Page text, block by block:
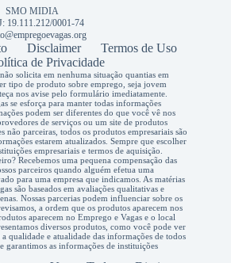
SMO MIDIA
19.111.212/0001-74
Disclaimer
Termos de Uso
de Privacidade
solicita em nenhuma situação quantias em
tipo de produto sobre emprego, seja jovem
nos avise pelo formulário imediatamente.
se esforça para manter todas informações
podem ser diferentes do que você vê nos
de serviços ou um site de produtos
não parceiras, todos os produtos empresariais são
estarem atualizados. Sempre que escolher
empresariais e termos de aquisição.
Recebemos uma pequena compensação das
parceiros quando alguém efetua uma
para uma empresa que indicamos. As matérias
são baseados em avaliações qualitativas e
Nossas parcerias podem influenciar sobre os
a ordem que os produtos aparecem nos
aparecem no Emprego e Vagas e o local
diversos produtos, como você pode ver
qualidade e atualidade das informações de todos
garantimos as informações de instituições